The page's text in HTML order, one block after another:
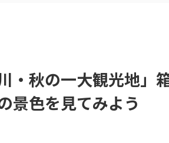
・秋の一大観光地」
景色を見てみよう